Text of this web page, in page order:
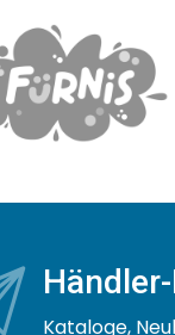
Kataloge,